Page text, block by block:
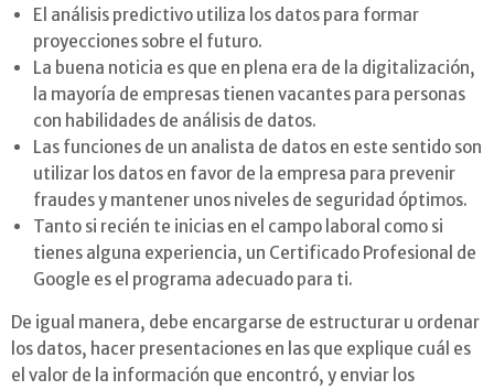
El análisis predictivo utiliza los datos para formar
proyecciones sobre el futuro.
La buena noticia es que en plena era de la digitalización,
la mayoría de empresas tienen vacantes para personas
con habilidades de análisis de datos.
Las funciones de un analista de datos en este sentido son
utilizar los datos en favor de la empresa para prevenir
fraudes y mantener unos niveles de seguridad óptimos.
Tanto si recién te inicias en el campo laboral como si
tienes alguna experiencia, un Certificado Profesional de
Google es el programa adecuado para ti.
De igual manera, debe encargarse de estructurar u ordenar
los datos, hacer presentaciones en las que explique cuál es
el valor de la información que encontró, y enviar los